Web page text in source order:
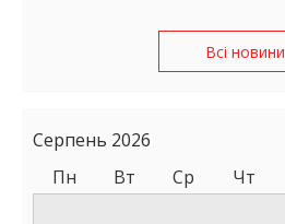
Всі новини
Серпень 2026
Пн
Вт Ср Чт